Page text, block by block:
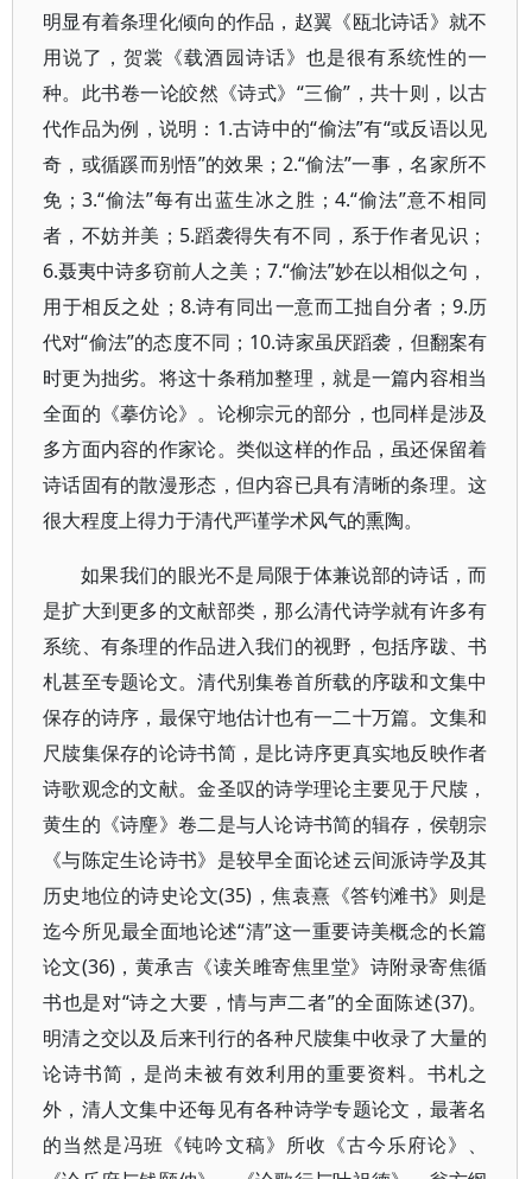
明显有着条理化倾向的作品，赵翼《瓯北诗话》就不
用说了，贺裳《载酒园诗话》也是很有系统性的一
种。此书卷一论皎然《诗式》“三偷”，共十则，以古
代作品为例，说明：1.古诗中的“偷法”有“或反语以见
奇，或循蹊而别悟”的效果；2.“偷法”一事，名家所不
免；3.“偷法”每有出蓝生冰之胜；4.“偷法”意不相同
者，不妨并美；5.蹈袭得失有不同，系于作者见识；
6.聂夷中诗多窃前人之美；7.“偷法”妙在以相似之句，
用于相反之处；8.诗有同出一意而工拙自分者；9.历
代对“偷法”的态度不同；10.诗家虽厌蹈袭，但翻案有
时更为拙劣。将这十条稍加整理，就是一篇内容相当
全面的《摹仿论》。论柳宗元的部分，也同样是涉及
多方面内容的作家论。类似这样的作品，虽还保留着
诗话固有的散漫形态，但内容已具有清晰的条理。这
很大程度上得力于清代严谨学术风气的熏陶。
如果我们的眼光不是局限于体兼说部的诗话，而
是扩大到更多的文献部类，那么清代诗学就有许多有
系统、有条理的作品进入我们的视野，包括序跋、书
札甚至专题论文。清代别集卷首所载的序跋和文集中
保存的诗序，最保守地估计也有一二十万篇。文集和
尺牍集保存的论诗书简，是比诗序更真实地反映作者
诗歌观念的文献。金圣叹的诗学理论主要见于尺牍，
黄生的《诗麈》卷二是与人论诗书简的辑存，侯朝宗
《与陈定生论诗书》是较早全面论述云间派诗学及其
历史地位的诗史论文(35)，焦袁熹《答钓滩书》则是
迄今所见最全面地论述“清”这一重要诗美概念的长篇
论文(36)，黄承吉《读关雎寄焦里堂》诗附录寄焦循
书也是对“诗之大要，情与声二者”的全面陈述(37)。
明清之交以及后来刊行的各种尺牍集中收录了大量的
论诗书简，是尚未被有效利用的重要资料。书札之
外，清人文集中还每见有各种诗学专题论文，最著名
的当然是冯班《钝吟文稿》所收《古今乐府论》、